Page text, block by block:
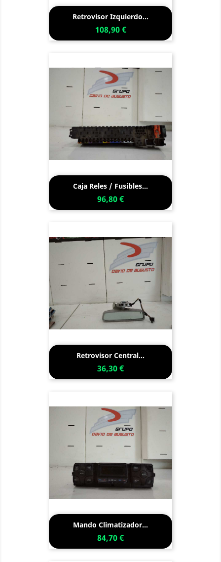
Retrovisor Izquierdo...
108,90 €
Caja Reles / Fusibles...
96,80 €
Retrovisor Central...
36,30 €
Mando Climatizador...
84,70 €